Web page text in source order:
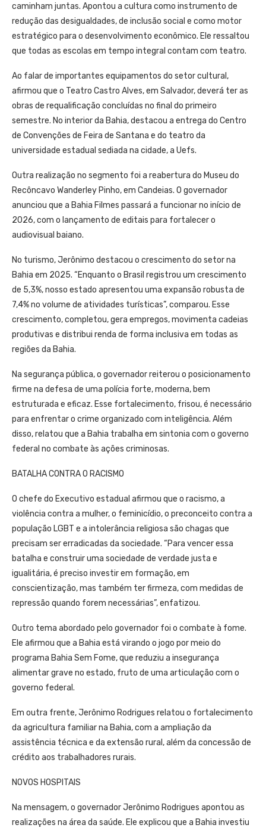
caminham juntas. Apontou a cultura como instrumento de
redução das desigualdades, de inclusão social e como motor
estratégico para o desenvolvimento econômico. Ele ressaltou
que todas as escolas em tempo integral contam com teatro.
Ao falar de importantes equipamentos do setor cultural,
afirmou que o Teatro Castro Alves, em Salvador, deverá ter as
obras de requalificação concluídas no final do primeiro
semestre. No interior da Bahia, destacou a entrega do Centro
de Convenções de Feira de Santana e do teatro da
universidade estadual sediada na cidade, a Uefs.
Outra realização no segmento foi a reabertura do Museu do
Recôncavo Wanderley Pinho, em Candeias. O governador
anunciou que a Bahia Filmes passará a funcionar no início de
2026, com o lançamento de editais para fortalecer o
audiovisual baiano.
No turismo, Jerônimo destacou o crescimento do setor na
Bahia em 2025. “Enquanto o Brasil registrou um crescimento
de 5,3%, nosso estado apresentou uma expansão robusta de
7,4% no volume de atividades turísticas”, comparou. Esse
crescimento, completou, gera empregos, movimenta cadeias
produtivas e distribui renda de forma inclusiva em todas as
regiões da Bahia.
Na segurança pública, o governador reiterou o posicionamento
firme na defesa de uma polícia forte, moderna, bem
estruturada e eficaz. Esse fortalecimento, frisou, é necessário
para enfrentar o crime organizado com inteligência. Além
disso, relatou que a Bahia trabalha em sintonia com o governo
federal no combate às ações criminosas.
BATALHA CONTRA O RACISMO
O chefe do Executivo estadual afirmou que o racismo, a
violência contra a mulher, o feminicídio, o preconceito contra a
população LGBT e a intolerância religiosa são chagas que
precisam ser erradicadas da sociedade. “Para vencer essa
batalha e construir uma sociedade de verdade justa e
igualitária, é preciso investir em formação, em
conscientização, mas também ter firmeza, com medidas de
repressão quando forem necessárias”, enfatizou.
Outro tema abordado pelo governador foi o combate à fome.
Ele afirmou que a Bahia está virando o jogo por meio do
programa Bahia Sem Fome, que reduziu a insegurança
alimentar grave no estado, fruto de uma articulação com o
governo federal.
Em outra frente, Jerônimo Rodrigues relatou o fortalecimento
da agricultura familiar na Bahia, com a ampliação da
assistência técnica e da extensão rural, além da concessão de
crédito aos trabalhadores rurais.
NOVOS HOSPITAIS
Na mensagem, o governador Jerônimo Rodrigues apontou as
realizações na área da saúde. Ele explicou que a Bahia investiu